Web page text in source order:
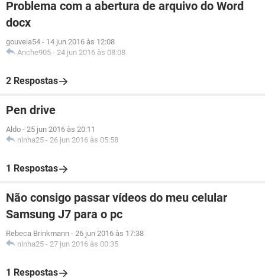
Problema com a abertura de arquivo do Word
docx
gouveia54 - 14 jun 2016 às 12:08
Anche905 - 24 jun 2016 às 08:08
2 Respostas
Pen drive
Aldo - 25 jun 2016 às 20:11
ninha25 - 26 jun 2016 às 05:58
1 Respostas
Não consigo passar vídeos do meu celular
Samsung J7 para o pc
Rebeca Brinkmann - 26 jun 2016 às 17:38
ninha25 - 27 jun 2016 às 00:35
1 Respostas